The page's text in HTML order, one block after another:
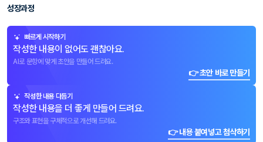
성장과정
빠르게 시작하기
작성한 내용이 없어도 괜찮아요.
AI로 문항에 맞게 초안을 만들어 드려요.
👉 초안 바로 만들기
작성한 내용 다듬기
작성한 내용을 더 좋게 만들어 드려요.
구조와 표현을 구체적으로 개선해 드려요.
👉 내용 붙여넣고 첨삭하기